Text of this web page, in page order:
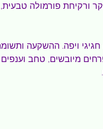
ורקיחת פורמולה טבעית,
ויפה. ההשקעה
מיובשים, טחב